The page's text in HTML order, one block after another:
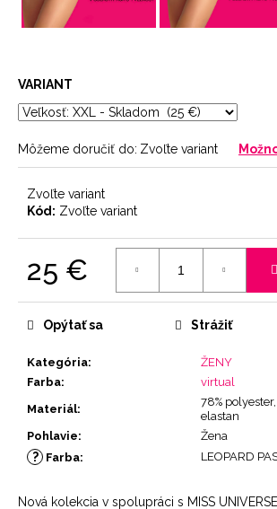
VARIANT
Môžeme doručiť do: Zvoľte variant
Zvoľte variant
Kód: Zvoľte variant
25 €
Kategória:
ŽENY
Farba:
virtual
Materiál:
78% polyester,
elastan
Pohlavie: Žena
? Farba: LEOPARD
Opýtať sa Strážiť
Nová kolekcia v spolupráci s MISS